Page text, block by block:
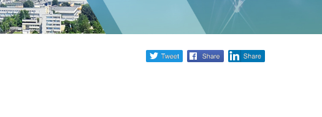
Share
twitter facebook